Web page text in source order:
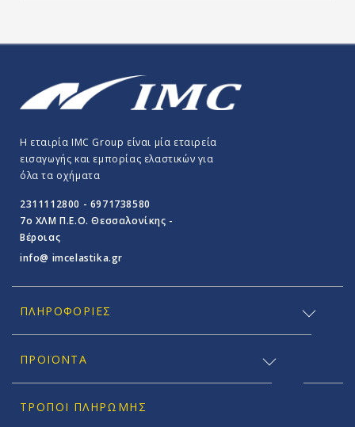
Η εταιρία IMC Group είναι μία εταιρεία
εισαγωγής και εμπορίας ελαστικών για
όλα τα οχήματα
2311112800 - 6971738580
7o ΧΛΜ Π.E.O. Θεσσαλονίκης -
Βέροιας
info@ imcelastika.gr
ΠΛΗΡΟΦΟΡΊΕΣ
ΠΡΟΪΟΝΤΑ
ΤΡΌΠΟΙ ΠΛΗΡΩΜΉΣ